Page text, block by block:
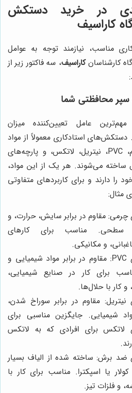
در خرید دستکش
کاراسیف
مناسب، نیازمند توجه به عوامل
کارشناسانکاراسیف، سه فاکتور زیر از
محافظتی شما
عامل تعیین‌کننده میزان
استادکاری معمولاً از مواد
مختلفی مانند چرم، PVC، نیتریل، لاتکس، و پارچه‌های
ساخته می‌شوند. هر یک از این مواد،
دارند و برای کاربردهای متفاوتی
مثال:
مقاوم در برابر سایش، حرارت، و
سطحی. مناسب برای کارهای
و مکانیکی.
دستکش‌های PVC: مقاوم در برابر مواد شیمیایی و
برای کار در صنایع شیمیایی،
و کار با حلال‌ها.
مقاوم در برابر سوراخ شدن،
شیمیایی. جایگزین مناسبی برای
برای افرادی که به لاتکس
برش: ساخته شده از الیاف بسیار
کولار یا اسپکترا. مناسب برای کار با
و فلزات تیز.